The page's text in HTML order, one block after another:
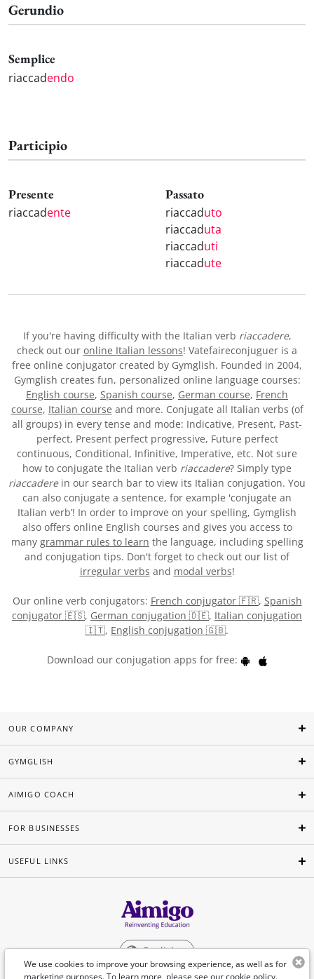
Gerundio
Semplice
riaccadendo
Participio
Presente
riaccadente
Passato
riaccaduto
riaccaduta
riaccaduti
riaccadute
If you're having difficulty with the Italian verb riaccadere,
check out our online Italian lessons! Vatefaireconjuguer is a
free online conjugator created by Gymglish. Founded in 2004,
Gymglish creates fun, personalized online language courses:
English course, Spanish course, German course, French
course, Italian course and more. Conjugate all Italian verbs (of
all groups) in every tense and mode: Indicative, Present, Past-
perfect, Present perfect progressive, Future perfect
continuous, Conditional, Infinitive, Imperative, etc. Not sure
how to conjugate the Italian verb riaccadere? Simply type
riaccaderein our search bar to view its Italian conjugation. You
can also conjugate a sentence, for example 'conjugate an
Italian verb’! In order to improve on your spelling, Gymglish
also offers online English courses and gives you access to
many grammar rules to learn the language, including spelling
and conjugation tips. Don't forget to check out our list of
irregular verbs and modal verbs!
Our online verb conjugators: French conjugator 🇫🇷, Spanish
conjugator 🇪🇸, German conjugation 🇩🇪, Italian conjugation
🇮🇹, English conjugation 🇬🇧.
Download our conjugation apps for free:
We use cookies to improve your browsing experience, as well as for
marketing purposes. To learn more, please see ourcookie policy.
OUR COMPANY
GYMGLISH
AIMIGO COACH
FOR BUSINESSES
USEFUL LINKS
English